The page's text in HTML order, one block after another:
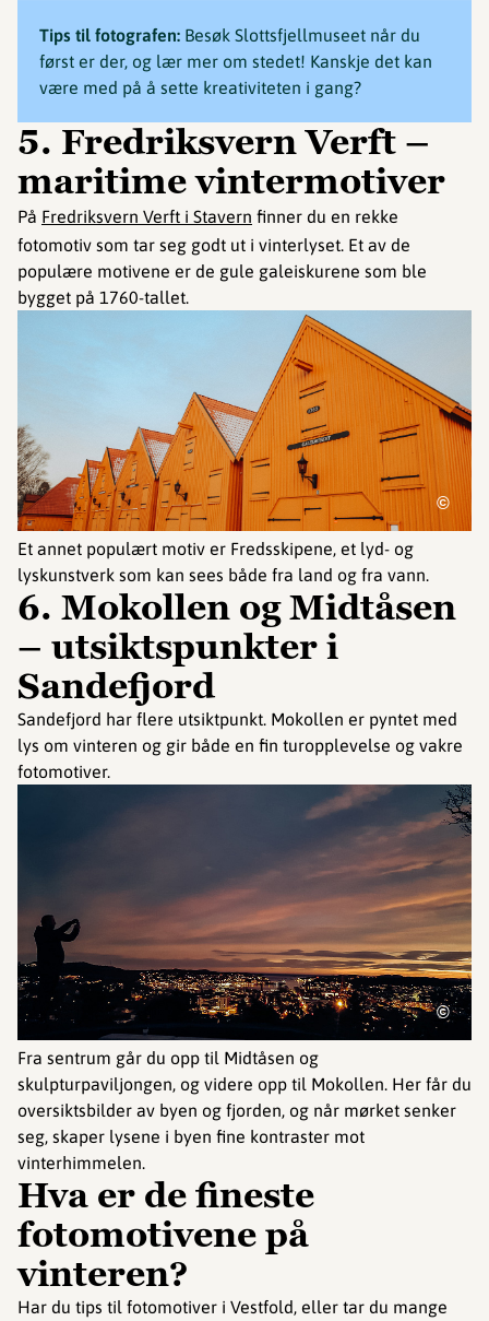
Tips til fotografen: Besøk Slottsfjellmuseet når du
først er der, og lær mer om stedet! Kanskje det kan
være med på å sette kreativiteten i gang?
5. Fredriksvern Verft –
maritime vintermotiver
På Fredriksvern Verft i Stavern finner du en rekke
fotomotiv som tar seg godt ut i vinterlyset. Et av de
populære motivene er de gule galeiskurene som ble
bygget på 1760-tallet.
©
Et annet populært motiv er Fredsskipene, et lyd- og
lyskunstverk som kan sees både fra land og fra vann.
6. Mokollen og Midtåsen
– utsiktspunkter i
Sandefjord
Sandefjord har flere utsiktpunkt. Mokollen er pyntet med
lys om vinteren og gir både en fin turopplevelse og vakre
fotomotiver.
©
Fra sentrum går du opp til Midtåsen og
skulpturpaviljongen, og videre opp til Mokollen. Her får du
oversiktsbilder av byen og fjorden, og når mørket senker
seg, skaper lysene i byen fine kontraster mot
vinterhimmelen.
Hva er de fineste
fotomotivene på
vinteren?
Har du tips til fotomotiver i Vestfold, eller tar du mange